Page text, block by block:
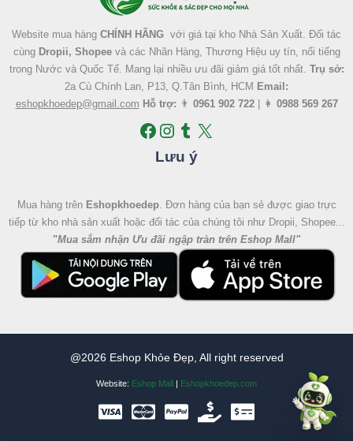
Website mua hàng CHÍNH HÃNG với giá tại kho Nhà Sản Xuất. Đối tác
cùng Dropii, Shopeevà các Nhãn Hàng, Thương Hiệu uy tín, nổi tiếng
trong Nước và Quốc Tế. Mang lại nhiều ưu đãi giảm giá tốt nhất. Trụ sở:
2a Cù Chính Lan, P13, Q.Tân Bình, HCM Email:
eshopkhoedep@gmail.com Hỗ trợ: 👨 0961 902 722| 👩 0988 569 267
Lưu ý
Mua hàng trên Eshopkhoedep. Đơn hàng của bạn sẻ được giao trực
tiếp từ kho nhà sản xuất hoặc đối tác của chúng tôi như Dropii, Shopee...
"Mua sắm nhận Ưu đãi ngập tràn trên Eshop Mall"
@2026 Eshop Khỏe Đẹp, All right reserved
Website: Eshop Mall | Eshopkhoedep.com